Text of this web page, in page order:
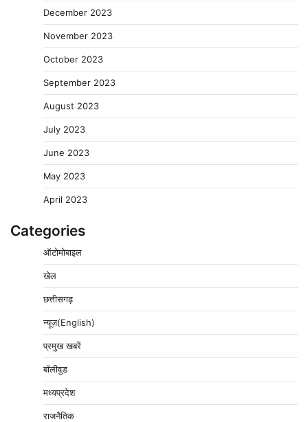
December 2023
November 2023
October 2023
September 2023
August 2023
July 2023
June 2023
May 2023
April 2023
Categories
ऑटोमोबाइल
खेल
छत्तीसगढ़
न्यूज़(English)
प्रमुख खबरें
बॉलीवुड
मध्यप्रदेश
राजनैतिक